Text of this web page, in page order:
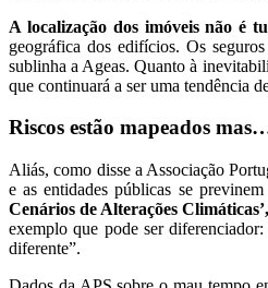
A localização dos imóveis não é
geográfica dos edifícios. Os
sublinha a Ageas. Quanto à
que continuará a ser uma tendência
Riscos estão mapeados
Aliás, como disse a Associação
e as entidades públicas se
Cenários de Alterações
exemplo que pode ser
diferente”.